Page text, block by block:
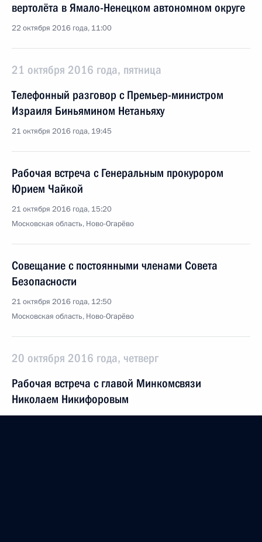
вертолёта в Ямало-Ненецком автономном округе
22 октября 2016 года, 11:00
21 октября 2016 года, пятница
Телефонный разговор с Премьер-министром
Израиля Биньямином Нетаньяху
21 октября 2016 года, 19:45
Рабочая встреча с Генеральным прокурором
Юрием Чайкой
21 октября 2016 года, 15:20
Московская область, Ново-Огарёво
Совещание с постоянными членами Совета
Безопасности
21 октября 2016 года, 12:50
Московская область, Ново-Огарёво
20 октября 2016 года, четверг
Рабочая встреча с главой Минкомсвязи
Николаем Никифоровым